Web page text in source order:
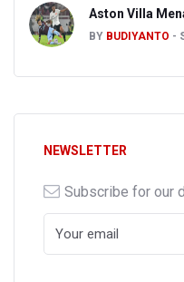
Aston Villa
BY BUDIYANTO
NEWSLETTER
Subscribe for our